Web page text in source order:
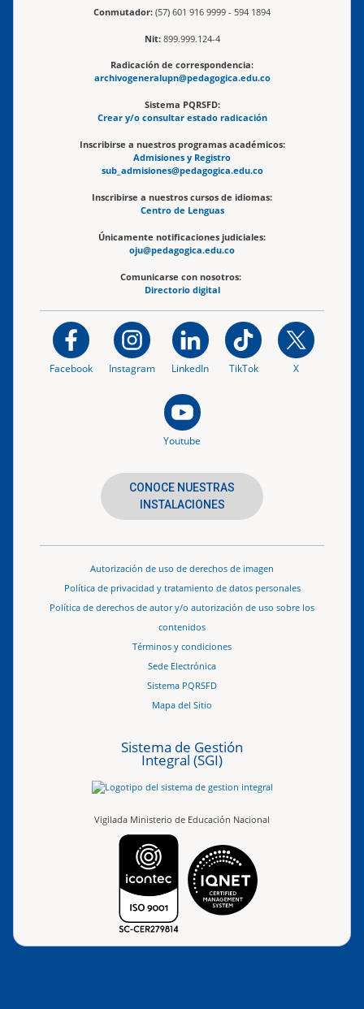
Conmutador: (57) 601 916 9999 - 594 1894
Nit:899.999.124-4
Radicación de correspondencia:
archivogeneralupn@pedagogica.edu.co
Sistema PQRSFD:
Crear y/o consultar estado radicación
Inscribirse a nuestros programas académicos:
Admisiones y Registro
sub_admisiones@pedagogica.edu.co
Inscribirse a nuestros cursos de idiomas:
Centro de Lenguas
Únicamente notificaciones judiciales:
oju@pedagogica.edu.co
Comunicarse con nosotros:
Directorio digital
Facebook Instagram LinkedIn TikTok X
Youtube
CONOCE NUESTRAS
INSTALACIONES
Autorización de uso de derechos de imagen
Política de privacidad y tratamiento de datos personales
Política de derechos de autor y/o autorización de uso sobre los
contenidos
Términos y condiciones
Sede Electrónica
Sistema PQRSFD
Mapa del Sitio
Sistema de Gestión
Integral (SGI)
Vigilada Ministerio de Educación Nacional